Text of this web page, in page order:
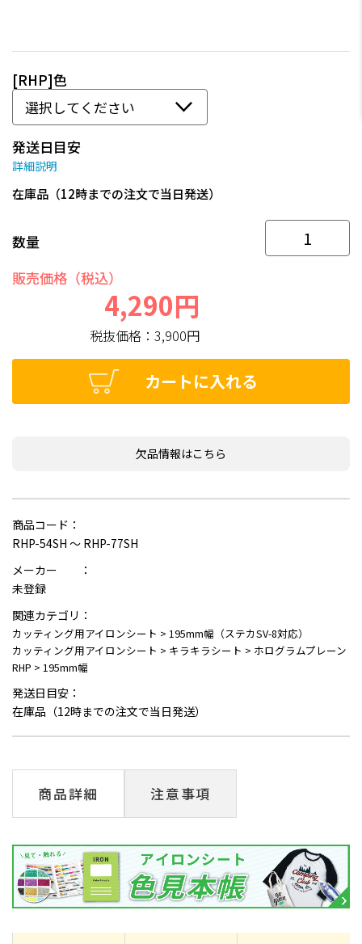
[RHP]色
発送日目安
詳細説明
在庫品（12時までの注文で当日発送）
数量
販売価格（税込）
4,290円
税抜価格：3,900円
カートに入れる
欠品情報はこちら
商品コード：
RHP-54SH ～ RHP-77SH
メーカー ：
未登録
関連カテゴリ：
カッティング用アイロンシート > 195mm幅（ステカSV-8対応）
カッティング用アイロンシート > キラキラシート > ホログラムプレーン
RHP > 195mm幅
発送日目安：
在庫品（12時までの注文で当日発送）
商品詳細 注意事項